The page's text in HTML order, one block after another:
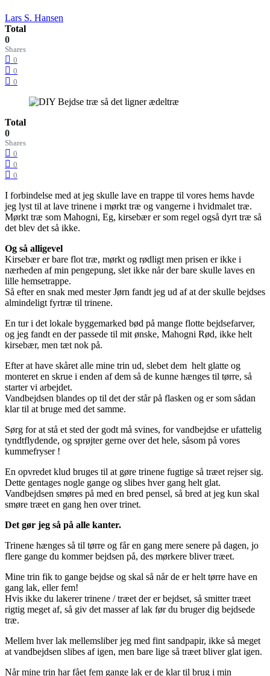
Lars S. Hansen
Total
0
Shares
0
0
0
Total
0
Shares
0
0
0
I forbindelse med at jeg skulle lave en trappe til vores hems havde
jeg lyst til at lave trinene i mørkt træ og vangerne i hvidmalet træ.
Mørkt træ som Mahogni, Eg, kirsebær er som regel også dyrt træ så
det blev det så ikke.
Og så alligevel
Kirsebær er bare flot træ, mørkt og rødligt men prisen er ikke i
nærheden af min pengepung, slet ikke når der bare skulle laves en
lille hemsetrappe.
Så efter en snak med mester Jørn fandt jeg ud af at der skulle bejdses
almindeligt fyrtræ til trinene.
En tur i det lokale byggemarked bød på mange flotte bejdsefarver,
og jeg fandt en der passede til mit ønske, Mahogni Rød, ikke helt
kirsebær, men tæt nok på.
Efter at have skåret alle mine trin ud, slebet dem helt glatte og
monteret en skrue i enden af dem så de kunne hænges til tørre, så
starter vi arbejdet.
Vandbejdsen blandes op til det der står på flasken og er som sådan
klar til at bruge med det samme.
Sørg for at stå et sted der godt må svines, for vandbejdse er ufattelig
tyndtflydende, og sprøjter gerne over det hele, såsom på vores
kummefryser !
En opvredet klud bruges til at gøre trinene fugtige så træet rejser sig.
Dette gentages nogle gange og slibes hver gang helt glat.
Vandbejdsen smøres på med en bred pensel, så bred at jeg kun skal
smøre træet en gang hen over trinet.
Det gør jeg så på alle kanter.
Trinene hænges så til tørre og får en gang mere senere på dagen, jo
flere gange du kommer bejdsen på, des mørkere bliver træet.
Mine trin fik to gange bejdse og skal så når de er helt tørre have en
gang lak, eller fem!
Hvis ikke du lakerer trinene / træet der er bejdset, så smitter træet
rigtig meget af, så giv det masser af lak før du bruger dig bejdsede
træ.
Mellem hver lak mellemsliber jeg med fint sandpapir, ikke så meget
at vandbejdsen slibes af igen, men bare lige så træet bliver glat igen.
Når mine trin har fået fem gange lak er de klar til brug i min